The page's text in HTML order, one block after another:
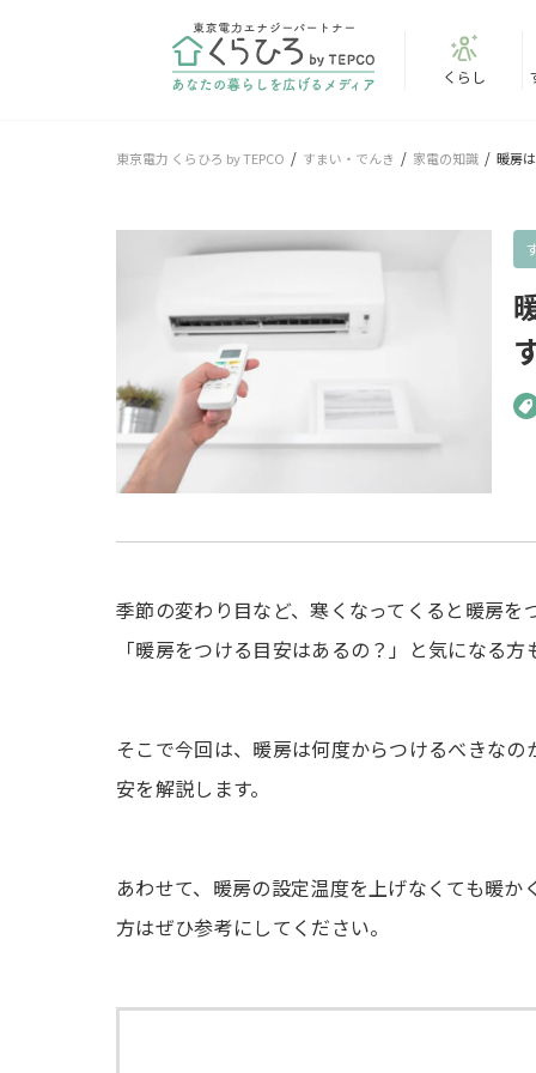
くらし
東京電力 くらひろ by TEPCO すまい・でんき 家電の知識 暖房
季節の変わり目など、寒くなってくると暖房
「暖房をつける目安はあるの？」と気になる
そこで今回は、暖房は何度からつけるべきな
安を解説します。
あわせて、暖房の設定温度を上げなくても暖
方はぜひ参考にしてください。